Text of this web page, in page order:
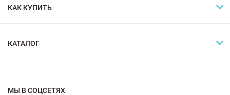
КАК КУПИТЬ
КАТАЛОГ
МЫ В СОЦСЕТЯХ